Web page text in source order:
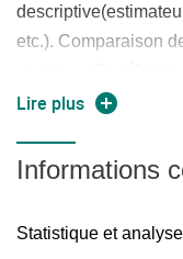
etc.). Comparaison
(méthode des
naturel (16h)Analyse
principales. Analyse
automatique ​
Lire plus
Informations
Statistique et